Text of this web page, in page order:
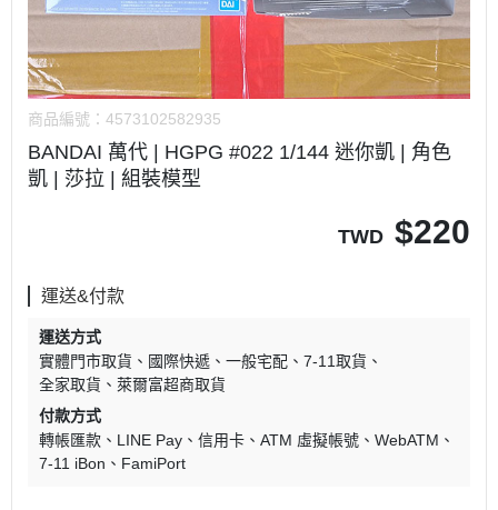
商品編號： 4573102582935
BANDAI 萬代 | HGPG #022 1/144 迷你凱 | 角色
凱 | 莎拉 | 組裝模型
TWD $220
運送&付款
運送方式
實體門市取貨
國際快遞 一般宅配
7-11取貨
全家取貨
萊爾富超商取貨
付款方式
轉帳匯款
LINE Pay 信用卡 ATM 虛擬帳號
WebATM
7-11 iBon
FamiPort